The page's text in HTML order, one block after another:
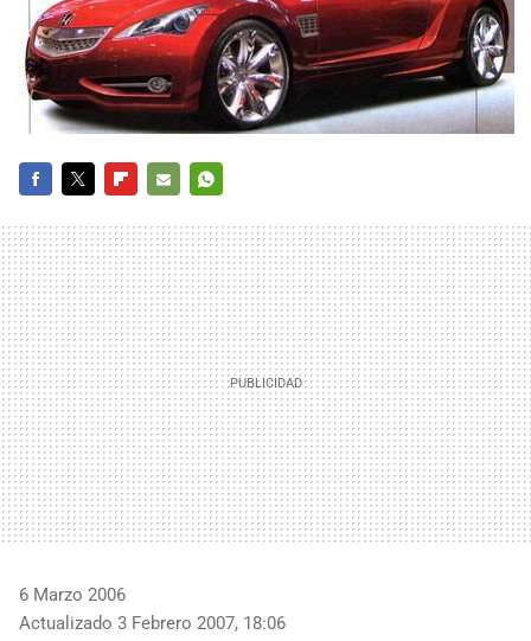
MAIL
6 Marzo 2006
Actualizado 3 Febrero 2007, 18:06